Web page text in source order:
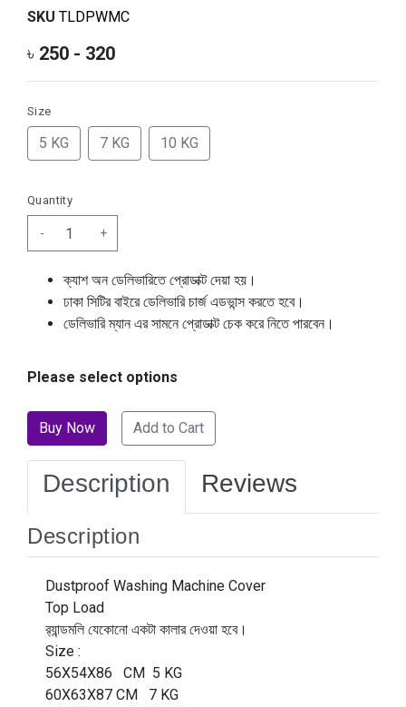
SKU TLDPWMC
৳ 250 - 320
Size
5 KG 7 KG 10 KG
Quantity
- +
ক্যাশ অন ডেলিভারিতে প্রোডাক্ট দেয়া হয়।
ঢাকা সিটির বাইরে ডেলিভারি চার্জ এডভান্স করতে হবে।
ডেলিভারি ম্যান এর সামনে প্রোডাক্ট চেক করে নিতে পারবেন।
Please select options
Add to Cart
Description Reviews
Description
Dustproof Washing Machine Cover
Top Load
র‍্যান্ডমলি যেকোনো একটা কালার দেওয়া হবে।
Size :
56X54X86 CM 5 KG
60X63X87 CM 7 KG